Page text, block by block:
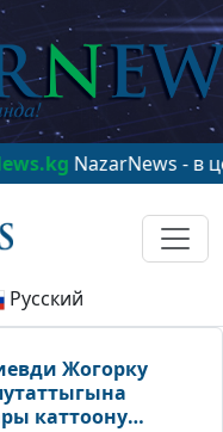
NazarNews - в центре
Русский
каттоону